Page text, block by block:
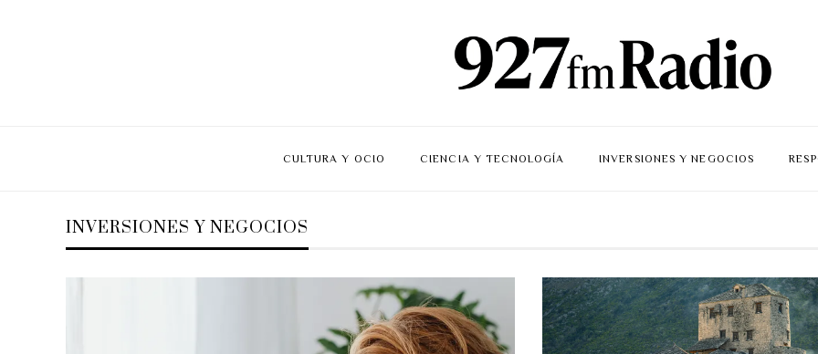
CULTURA Y OCIO CIENCIA Y TECNOLOGÍA INVERSIONES Y NEGOCIOS
INVERSIONES Y NEGOCIOS